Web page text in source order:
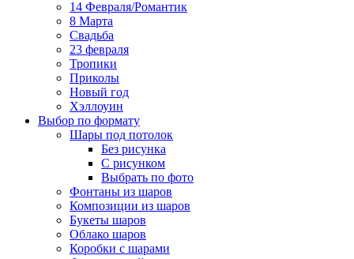
14 Февраля/Романтик
8 Марта
Свадьба
23 февраля
Тропики
Приколы
Новый год
Хэллоуин
Выбор по формату
Шары под потолок
Без рисунка
С рисунком
Выбрать по фото
Фонтаны из шаров
Композиции из шаров
Букеты шаров
Облако шаров
Коробки с шарами